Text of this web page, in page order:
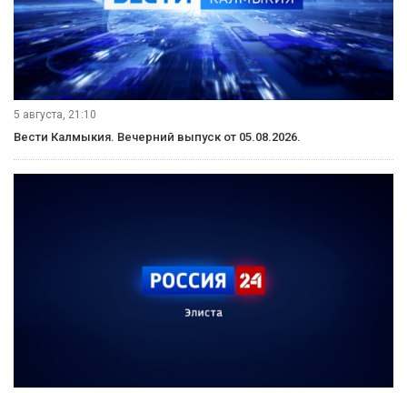
5 августа, 21:10
Вести Калмыкия. Вечерний выпуск от 05.08.2026.